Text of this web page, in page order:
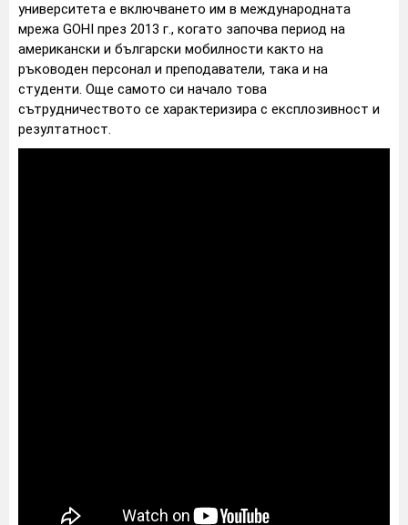
университета е включването им в международната
мрежа GOHI през 2013 г., когато започва период на
американски и български мобилности както на
ръководен персонал и преподаватели, така и на
студенти. Още самото си начало това
сътрудничеството се характеризира с експлозивност и
резултатност.